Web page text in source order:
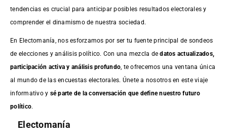
tendencias es crucial para anticipar posibles resultados electorales y
comprender el dinamismo de nuestra sociedad.
En Electomanía, nos esforzamos por ser tu fuente principal de sondeos
de elecciones y análisis político. Con una mezcla dedatos actualizados,
participación activa y análisis profundo , te ofrecemos una ventana única
al mundo de las encuestas electorales. Únete a nosotros en este viaje
informativo y sé parte de la conversación que define nuestro futuro
político.
Electomanía